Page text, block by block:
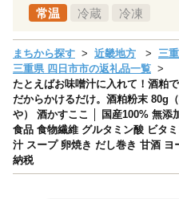
常温 冷蔵 冷凍
まちから探す 近畿地方
三
三重県 四日市市の返礼品一覧
たとえばお味噌汁に入れて！酒粕
だからかけるだけ。酒粕粉末 80g
や） 酒かすここ │ 国産100% 無添
食品 食物繊維 グルタミン酸 ビタ
汁 スープ 卵焼き だし巻き 甘酒 ヨ
納税